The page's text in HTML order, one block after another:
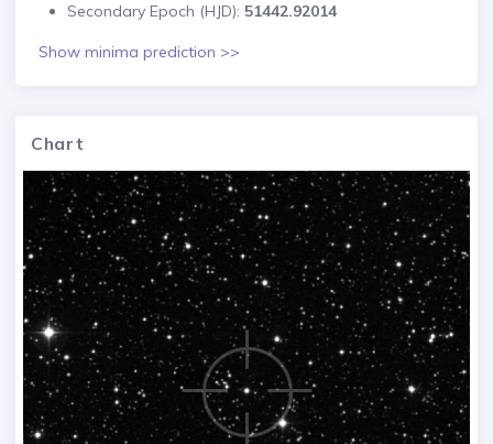
Secondary Epoch (HJD): 51442.92014
Show minima prediction >>
Chart